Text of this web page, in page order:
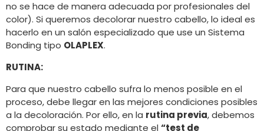
no se hace de manera adecuada por profesionales del
color). Si queremos decolorar nuestro cabello, lo ideal es
hacerlo en un salón especializado que use un Sistema
Bonding tipo OLAPLEX.
RUTINA:
Para que nuestro cabello sufra lo menos posible en el
proceso, debe llegar en las mejores condiciones posibles
a la decoloración. Por ello, en la rutina previa, debemos
comprobar su estado mediante el “test de